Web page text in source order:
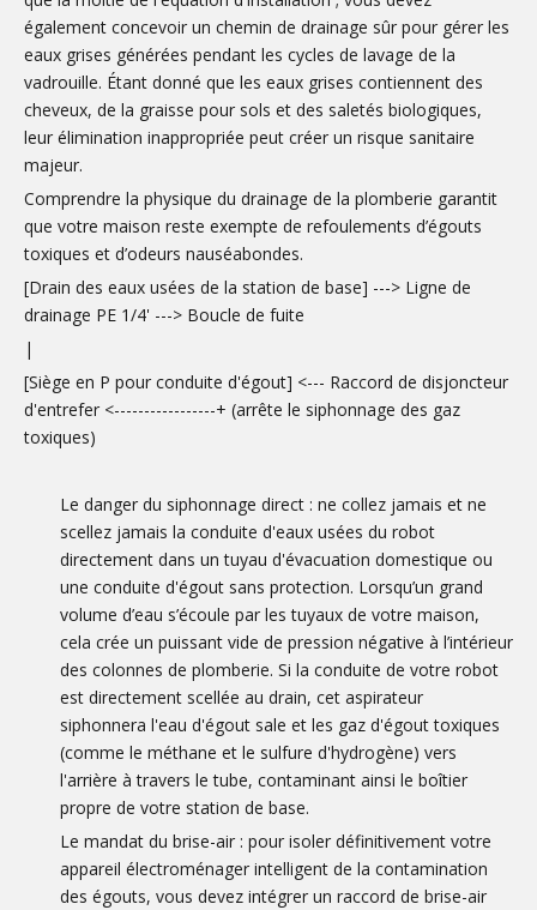
également concevoir un chemin de drainage sûr pour gérer les
eaux grises générées pendant les cycles de lavage de la
vadrouille. Étant donné que les eaux grises contiennent des
cheveux, de la graisse pour sols et des saletés biologiques,
leur élimination inappropriée peut créer un risque sanitaire
majeur.
Comprendre la physique du drainage de la plomberie garantit
que votre maison reste exempte de refoulements d’égouts
toxiques et d’odeurs nauséabondes.
[Drain des eaux usées de la station de base] ---> Ligne de
drainage PE 1/4' ---> Boucle de fuite
|
[Siège en P pour conduite d'égout] <--- Raccord de disjoncteur
d'entrefer <-----------------+ (arrête le siphonnage des gaz
toxiques)
Le danger du siphonnage direct : ne collez jamais et ne
scellez jamais la conduite d'eaux usées du robot
directement dans un tuyau d'évacuation domestique ou
une conduite d'égout sans protection. Lorsqu’un grand
volume d’eau s’écoule par les tuyaux de votre maison,
cela crée un puissant vide de pression négative à l’intérieur
des colonnes de plomberie. Si la conduite de votre robot
est directement scellée au drain, cet aspirateur
siphonnera l'eau d'égout sale et les gaz d'égout toxiques
(comme le méthane et le sulfure d'hydrogène) vers
l'arrière à travers le tube, contaminant ainsi le boîtier
propre de votre station de base.
Le mandat du brise-air : pour isoler définitivement votre
appareil électroménager intelligent de la contamination
des égouts, vous devez intégrer un raccord de brise-air